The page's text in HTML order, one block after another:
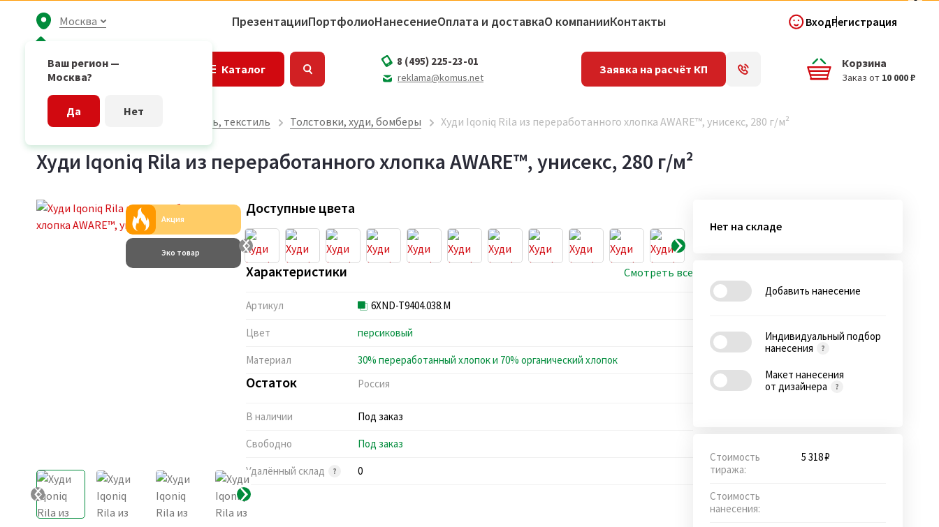
Москва
Ваш регион —
Москва?
Да Нет
ПрезентацииПортфолиоНанесениеОплата и доставкаО компанииКонтакты ВходРегистрация
Каталог Корзина
Заказ от 10 000 ₽
8 (495) 225-23-01
reklama@komus.net
Заявка на расчёт КП
Главная страница Одежда, обувь, текстиль Толстовки, худи, бомберы Худи Iqoniq Rila из переработанного хлопка AWARE™, унисекс, 280 г/м²
Худи Iqoniq Rila из переработанного хлопка AWARE™, унисекс, 280 г/м²
Акция
Эко товар
Доступные цвета
Характеристики Смотреть все
Артикул 6XND-T9404.038.M
Цвет персиковый
Материал 30% переработанный хлопок и 70% органический хлопок
Остаток Россия
В наличии Под заказ
Свободно Под заказ
Удалённый склад 0
Нет на складе
Добавить нанесение
Индивидуальный подбор
нанесения
Макет нанесения
от дизайнера
Стоимость
тиража:
5 318 ₽
Стоимость
нанесения: